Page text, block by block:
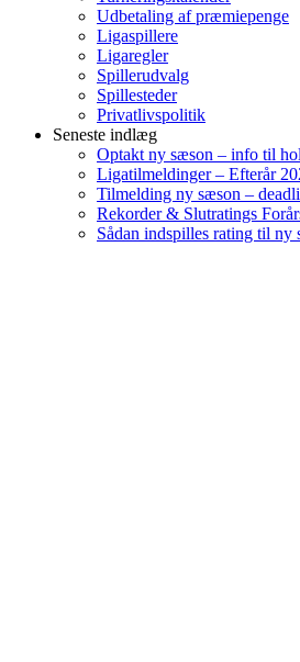
Udbetaling af præmiepenge
Ligaspillere
Ligaregler
Spillerudvalg
Spillesteder
Privatlivspolitik
Seneste indlæg
Optakt ny sæson – info til
Ligatilmeldinger – Efterår
Tilmelding ny sæson –
Rekorder & Slutratings
Sådan indspilles rating til ny